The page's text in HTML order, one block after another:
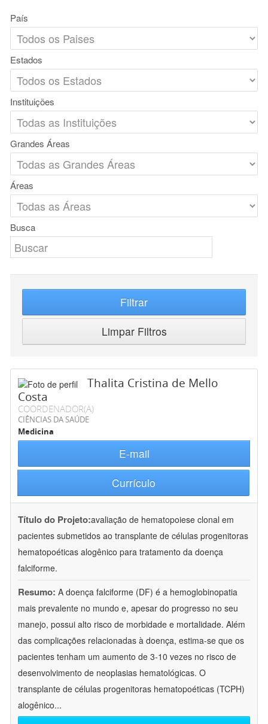
País
Estados
Instituições
Grandes Áreas
Áreas
Busca
Filtrar
Limpar Filtros
Thalita Cristina de Mello
Costa
COORDENADOR(A)
CIÊNCIAS DA SAÚDE
Medicina
E-mail
Currículo
Título do Projeto:avaliação de hematopoiese clonal em
pacientes submetidos ao transplante de células progenitoras
hematopoéticas alogênico para tratamento da doença
falciforme.
Resumo: A doença falciforme (DF) é a hemoglobinopatia
mais prevalente no mundo e, apesar do progresso no seu
manejo, possui alto risco de morbidade e mortalidade. Além
das complicações relacionadas à doença, estima-se que os
pacientes tenham um aumento de 3-10 vezes no risco de
desenvolvimento de neoplasias hematológicas. O
transplante de células progenitoras hematopoéticas (TCPH)
alogênico...